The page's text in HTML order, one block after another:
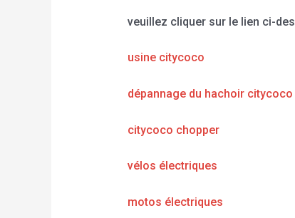
veuillez cliquer sur le lien ci-
usine citycoco
dépannage du hachoir citycoco
citycoco chopper
vélos électriques
motos électriques